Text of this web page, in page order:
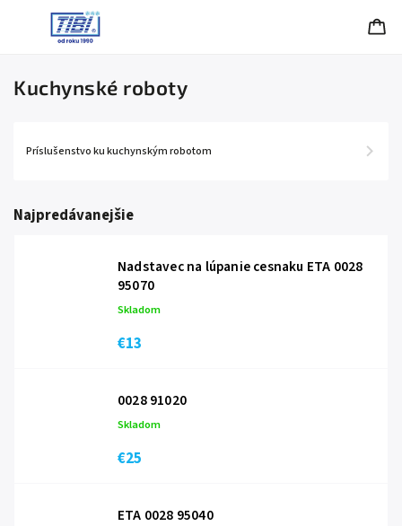
Kuchynské roboty
Príslušenstvo ku kuchynským robotom
Najpredávanejšie
Nadstavec na lúpanie cesnaku ETA 0028
95070
Skladom
€13
0028 91020
Skladom
€25
ETA 0028 95040